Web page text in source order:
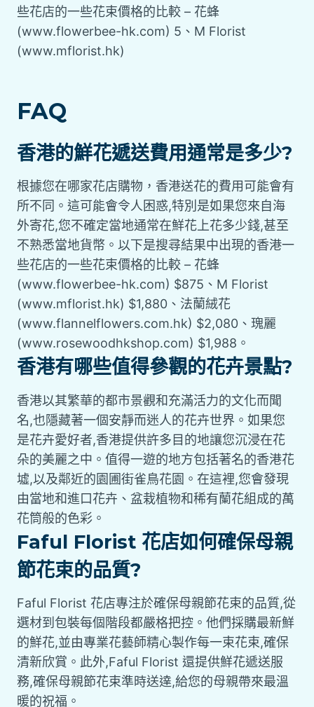
些花店的一些花束價格的比較 – 花蜂
(www.flowerbee-hk.com) 5、M Florist
(www.mflorist.hk)
FAQ
香港的鮮花遞送費用通常是多少?
根據您在哪家花店購物，香港送花的費用可能會有
所不同。這可能會令人困惑,特別是如果您來自海
外寄花,您不確定當地通常在鮮花上花多少錢,甚至
不熟悉當地貨幣。以下是搜尋結果中出現的香港一
些花店的一些花束價格的比較 – 花蜂
(www.flowerbee-hk.com) $875、M Florist
(www.mflorist.hk) $1,880、法蘭絨花
(www.flannelflowers.com.hk) $2,080、瑰麗
(www.rosewoodhkshop.com) $1,988。
香港有哪些值得參觀的花卉景點?
香港以其繁華的都市景觀和充滿活力的文化而聞
名,也隱藏著一個安靜而迷人的花卉世界。如果您
是花卉愛好者,香港提供許多目的地讓您沉浸在花
朵的美麗之中。值得一遊的地方包括著名的香港花
墟,以及鄰近的園圃街雀鳥花園。在這裡,您會發現
由當地和進口花卉、盆栽植物和稀有蘭花組成的萬
花筒般的色彩。
Faful Florist 花店如何確保母親
節花束的品質?
Faful Florist 花店專注於確保母親節花束的品質,從
選材到包裝每個階段都嚴格把控。他們採購最新鮮
的鮮花,並由專業花藝師精心製作每一束花束,確保
清新欣賞。此外,Faful Florist 還提供鮮花遞送服
務,確保母親節花束準時送達,給您的母親帶來最溫
暖的祝福。